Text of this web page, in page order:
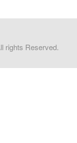
rights Reserved.